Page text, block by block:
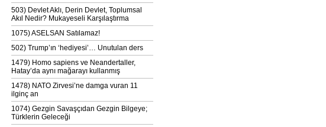
503) Devlet Aklı, Derin Devlet, Toplumsal
Akıl Nedir? Mukayeseli Karşılaştırma
1075) ASELSAN Satılamaz!
502) Trump’ın ‘hediyesi’… Unutulan ders
1479) Homo sapiens ve Neandertaller,
Hatay’da aynı mağarayı kullanmış
1478) NATO Zirvesi’ne damga vuran 11
ilginç an
1074) Gezgin Savaşçıdan Gezgin Bilgeye;
Türklerin Geleceği